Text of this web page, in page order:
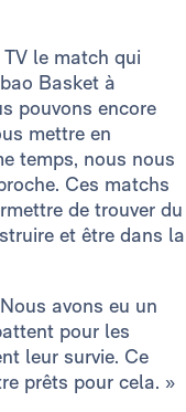
le match qui
Basket à
pouvons encore
mettre en
temps, nous nous
Ces matchs
de trouver du
et être dans la
avons eu un
pour les
leur survie. Ce
prêts pour cela. »